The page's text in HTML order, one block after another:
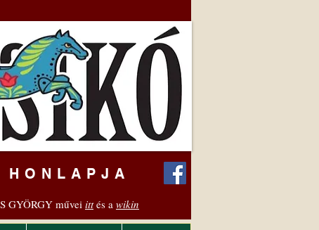
GYÖRGY művei ittés a wikin